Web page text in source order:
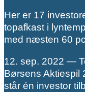
Her er 17
topafkast i
med næsten 60
12. sep. 2022 —
Børsens Aktiespil
står én investor